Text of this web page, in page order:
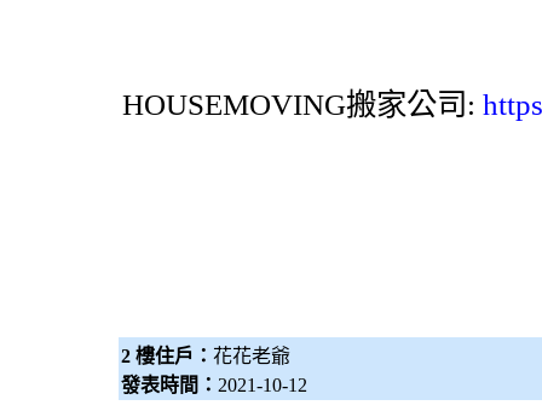
HOUSEMOVING搬家公司 :
2 樓住戶： 花花老爺
發表時間： 2021-10-12